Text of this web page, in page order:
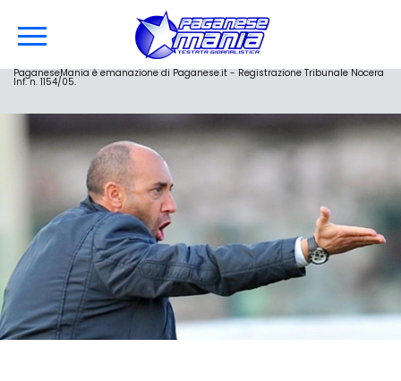
PaganeseMania è emanazione di Paganese.it - Registrazione Tribunale Nocera
Inf. n. 1154/05.